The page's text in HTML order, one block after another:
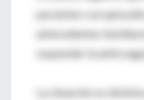
pacientes con
antecedentes
suspender la
La situación es